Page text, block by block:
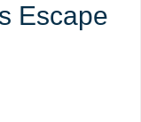
Escape